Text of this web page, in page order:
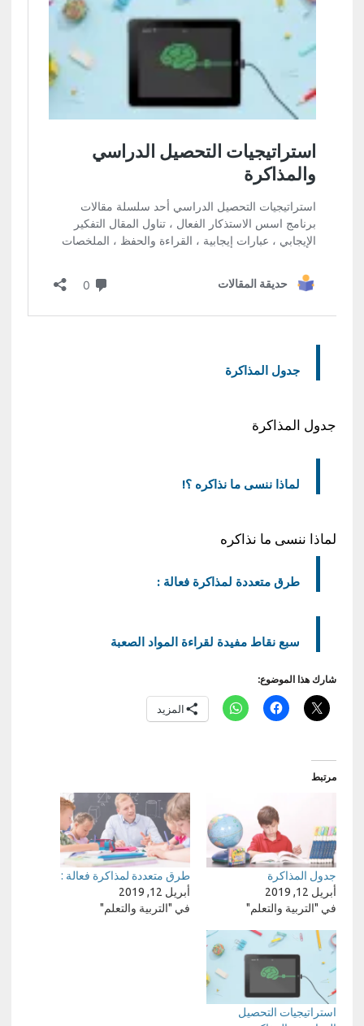
جدول المذاكرة
جدول المذاكرة
لماذا ننسى ما نذاكره ؟!
لماذا ننسى ما نذاكره
طرق متعددة لمذاكرة فعالة :
سبع نقاط مفيدة لقراءة المواد الصعبة
شارك هذا الموضوع:
المزيد
مرتبط
جدول المذاكرة
أبريل 12, 2019
في "التربية والتعلم"
طرق متعددة لمذاكرة فعالة :
أبريل 12, 2019
في "التربية والتعلم"
استراتيجيات التحصيل